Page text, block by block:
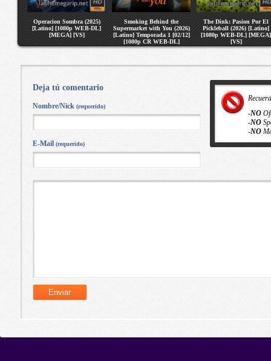
Operacion Sombra (2025)
[Latino] [1080p WEB-DL]
[MEGA] [VS]
Smoking Behind the
Supermarket with You (2026)
[Latino] Temporada 1 [02/12]
[1080p CR WEB-DL]
[MEGA] [VS]
The Dink: Pasion Por El
Pickleball (2026) [Latino]
[1080p WEB-DL] [MEGA]
[VS]
-NO
-NO
-NO
Deja tú comentario
Nombre/Nick (requerido)
E-Mail (requerido)